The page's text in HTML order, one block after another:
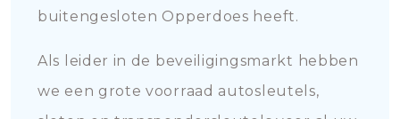
buitengesloten Opperdoes heeft.
Als leider in de beveiligingsmarkt hebben
we een grote voorraad autosleutels,